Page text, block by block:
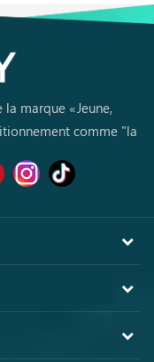
la marque «Jeune,
comme "la